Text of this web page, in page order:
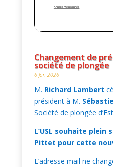
Changement de
société de plongée
6 Jan 2026
M. Richard Lambert
président à M.
Société de plongée
L’USL souhaite plein
Pittet pour cette
L’adresse mail ne